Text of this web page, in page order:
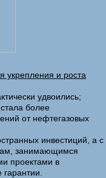
укрепления и роста
удвоились;
более
от нефтегазовых
инвестиций, а с
занимающимся
проектами в